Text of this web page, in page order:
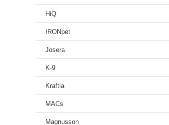
HiQ
IRONpet
Josera
K-9
Kraftia
MACs
Magnusson